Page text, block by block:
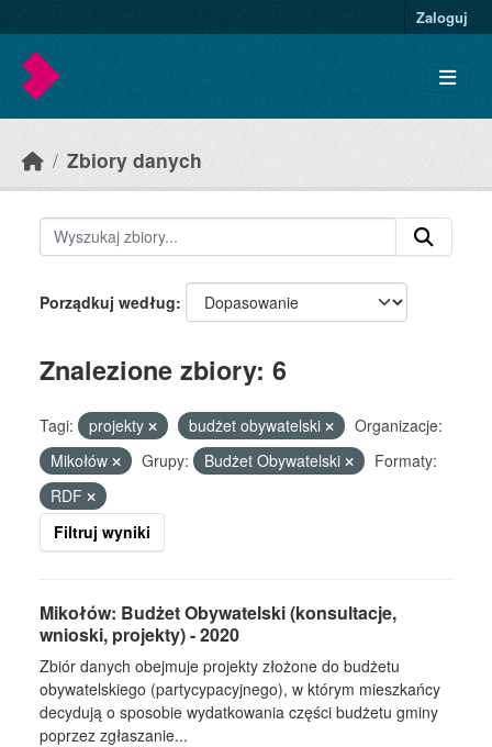
Zaloguj
Zbiory danych
Porządkuj według
Znalezione zbiory: 6
Tagi: projekty budżet obywatelski
Organizacje:
Mikołów
Grupy: Budżet Obywatelski
Formaty:
RDF
Filtruj wyniki
Mikołów: Budżet Obywatelski (konsultacje,
wnioski, projekty) - 2020
Zbiór danych obejmuje projekty złożone do budżetu
obywatelskiego (partycypacyjnego), w którym mieszkańcy
decydują o sposobie wydatkowania części budżetu gminy
poprzez zgłaszanie...